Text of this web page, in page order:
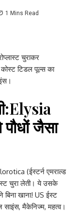
1 Mins Read
चुराकर
कोस्ट टिडल पूल्स का
जैसा
(ईस्टर्न एमराल्ड
चुरा लेती। ये उसके
खाना! US ईस्ट
मैकेनिज्म, महत्व।